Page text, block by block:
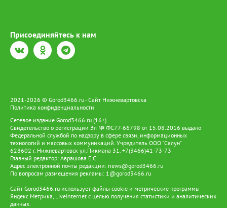
Присоединяйтесь к нам
2021-2026 © Gorod3466.ru - Сайт Нижневартовска
Политика конфиденциальности
Сетевое издание Gorod3466.ru (16+).
Свидетельство о регистрации Эл № ФС77-66798 от 15.08.2016 выдано
Федеральной службой по надзору в сфере связи, информационных
технологий и массовых коммуникаций. Учредитель ООО "Салун"
628602 г. Нижневартовск ул.Пикмана 31. +7(3466)41-73-73
Главный редактор: Аврашова Е.С.
Адрес электронной почты редакции: news@gorod3466.ru
По вопросам размещения рекламы: 1@gorod3466.ru
Сайт Gorod3466.ru использует файлы cookie и метрические программы
Яндекс.Метрика, LiveInternet с целью получения статистики и аналитических
данных.